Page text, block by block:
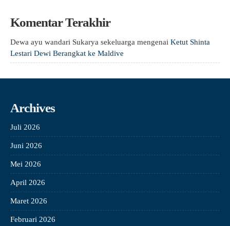
Komentar Terakhir
Dewa ayu wandari Sukarya sekeluarga mengenai Ketut Shinta
Lestari Dewi Berangkat ke Maldive
Archives
Juli 2026
Juni 2026
Mei 2026
April 2026
Maret 2026
Februari 2026